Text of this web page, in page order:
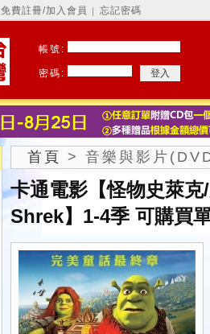
免費註冊/加入會員 忘記密碼
帳號:
密碼:
首頁 > 音樂與影片
卡通電影【怪物史萊
Shrek】1-4季 可購買